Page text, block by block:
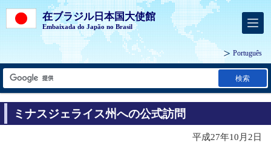
在ブラジル日本国大使館
Embaixada do Japão no Brasil
Português
検索
ミナスジェライス州への公式訪問
平成27年10月2日